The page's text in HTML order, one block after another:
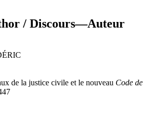
/ Discours—Auteur
de la justice civile et le nouveau Code de